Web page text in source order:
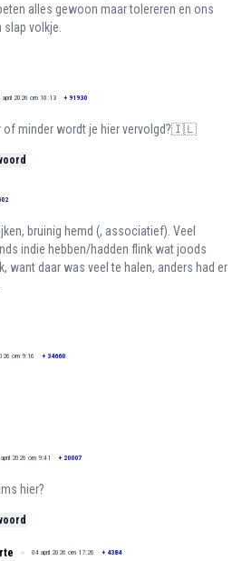
alles gewoon maar tolereren en ons
slap volkje.
april 2026 om 10:13 + 91930
of minder wordt je hier vervolgd?🇮🇱
bruinig hemd (, associatief). Veel
indie hebben/hadden flink wat joods
want daar was veel te halen, anders had er
om 9:16 + 34660
2026 om 9:41 + 20007
hier?
04 april 2026 om 17:26 + 4384